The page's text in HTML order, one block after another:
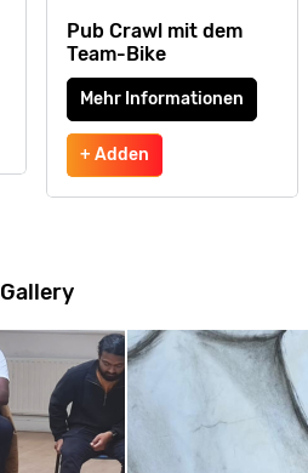
Pub Crawl mit dem
Team-Bike
Mehr Informationen
+ Adden
Gallery